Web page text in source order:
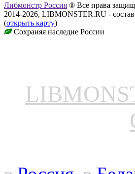
Либмонстр Россия ® Все права
2014-2026, LIBMONSTER.RU -
(открыть карту)
Сохраняя наследие России